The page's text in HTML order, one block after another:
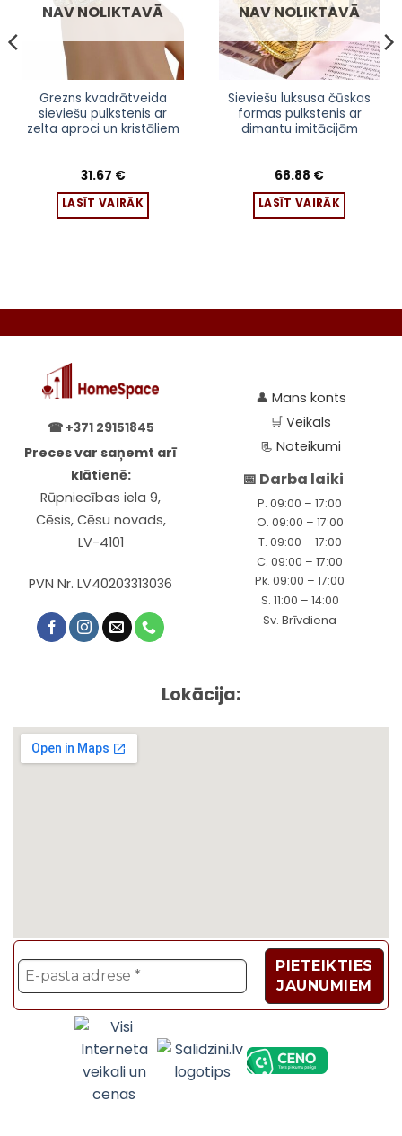
NAV NOLIKTAVĀ
Grezns kvadrātveida
sieviešu pulkstenis ar
zelta aproci un kristāliem
31.67 €
LASĪT VAIRĀK
NAV NOLIKTAVĀ
Sieviešu luksusa čūskas
formas pulkstenis ar
dimantu imitācijām
68.88 €
LASĪT VAIRĀK
☎ +371 29151845
Preces var saņemt arī
klātienē:
Rūpniecības iela 9,
Cēsis, Cēsu novads,
LV-4101
PVN Nr. LV40203313036
👤 Mans konts
🛒Veikals
📃Noteikumi
📅 Darba laiki
P. 09:00 – 17:00
O. 09:00 – 17:00
T. 09:00 – 17:00
C. 09:00 – 17:00
Pk. 09:00 – 17:00
S. 11:00 – 14:00
Sv. Brīvdiena
Lokācija: